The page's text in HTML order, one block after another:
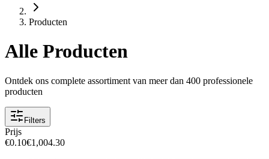
Producten
Alle Producten
Ontdek ons complete assortiment van meer dan 400 professionele
producten
Filters
Prijs
€0.10€1,004.30